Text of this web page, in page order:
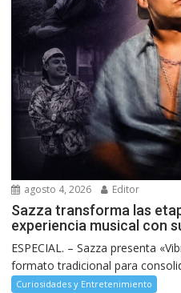
agosto 4, 2026 Editor
Sazza transforma las
experiencia musical con
ESPECIAL. – Sazza presenta
formato tradicional para
Curiosidades y Entretenimiento